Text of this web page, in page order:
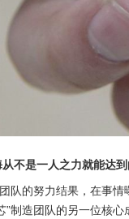
不是一人之力就能达到
队的努力结果，在事
”制造团队的另一位核